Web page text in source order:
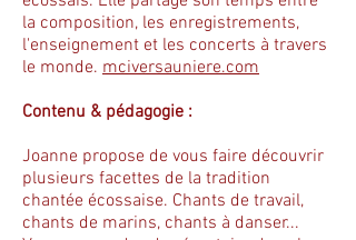
la composition, les enregistrements,
l'enseignement et les concerts à travers
le monde. mciversauniere.com
Contenu & pédagogie :
Joanne propose de vous faire découvrir
plusieurs facettes de la tradition
chantée écossaise. Chants de travail,
chants de marins, chants à danser...